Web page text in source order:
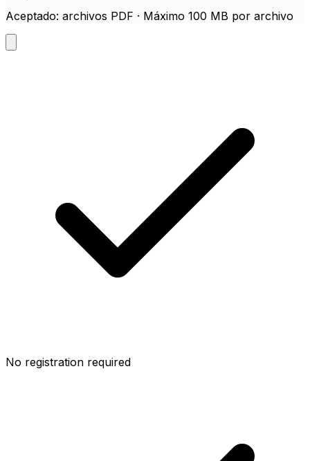
Aceptado: archivos PDF · Máximo 100 MB por archivo
No registration required